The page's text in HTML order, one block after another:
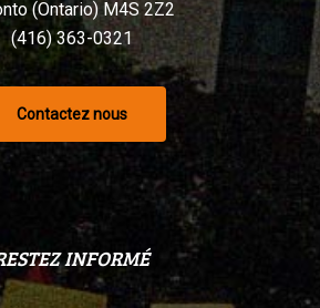
(Ontario) M4S 2Z2
(416) 363-0321
Contactez nous
INFORMÉ